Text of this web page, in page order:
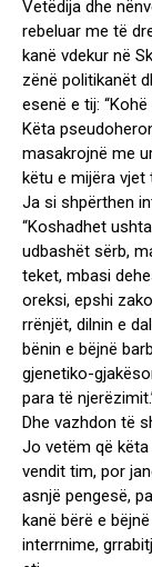
Vetëdija dhe
rebeluar me të
kanë vdekur në
zënë politikanët
esenë e tij:
Këta
masakrojnë me
këtu e mijëra vjet
Ja si shpërthen
“Koshadhet
udbashët sërb,
teket, mbasi
oreksi, epshi
rrënjët, dilnin e
bënin e bëjnë
gjenetiko-
para të
Dhe vazhdon të
Jo vetëm që
vendit tim, por
asnjë pengesë,
kanë bërë e
interrnime,